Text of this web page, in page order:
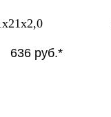
636 руб.*